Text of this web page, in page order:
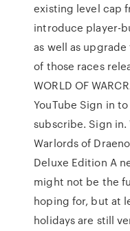
existing level cap
introduce player-
as well as
of those races
WORLD OF
YouTube Sign in
subscribe. Sign in.
Warlords of
Deluxe Edition A
might not be the
hoping for, but at
holidays are still